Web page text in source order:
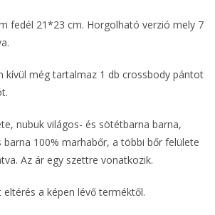
fedél 21*23 cm. Horgolható verzió mely 7
kívül még tartalmaz 1 db crossbody pántot
nubuk világos- és sötétbarna barna,
100% marhabőr, a többi bőr felülete
Az ár egy szettre vonatkozik.
eltérés a képen lévő terméktől.